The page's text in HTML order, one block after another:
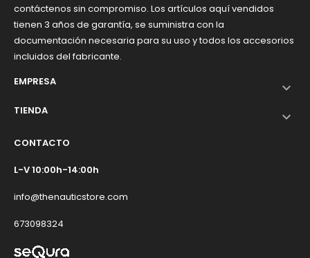
contáctenos sin compromiso. Los artículos aquí vendidos
tienen 3 años de garantía, se suministra con la
documentación necesaria para su uso y todos los accesorios
incluidos del fabricante.
EMPRESA

TIENDA 
CONTACTO
L-V 10:00h-14:00h
info@thenauticstore.com
673098324